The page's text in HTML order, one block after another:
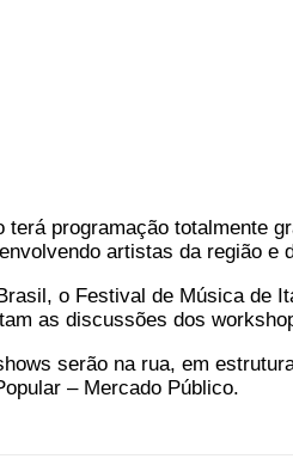
programação totalmente
artistas da região e
o Festival de Música de
as discussões dos
serão na rua, em
– Mercado Público.